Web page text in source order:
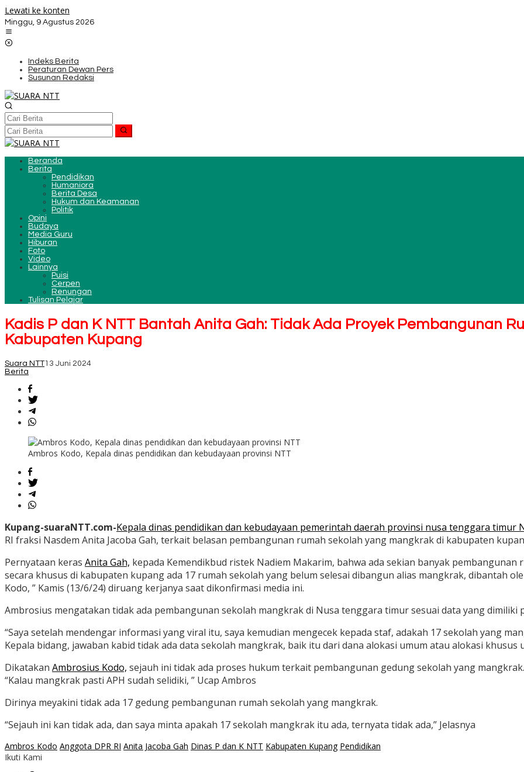
Lewati ke konten
Minggu, 9 Agustus 2026
Indeks Berita
Peraturan Dewan Pers
Susunan Redaksi
Beranda
Berita
Pendidikan
Humaniora
Berita Desa
Hukum dan Keamanan
Politik
Opini
Budaya
Media Guru
Hiburan
Foto
Video
Lainnya
Puisi
Cerpen
Renungan
Tulisan Pelajar
Kadis P dan K NTT Bantah Anita Gah: Tidak Ada Proyek Pembangunan
Kabupaten Kupang
Suara NTT13 Juni 2024
Berita
Ambros Kodo, Kepala dinas pendidikan dan kebudayaan provinsi NTT
Kupang-suaraNTT.com-Kepala dinas pendidikan dan kebudayaan pemerintah daerah provinsi nusa tenggara timur
RI fraksi Nasdem Anita Jacoba Gah, terkait belasan pembangunan rumah sekolah yang mangkrak di kabupaten
Pernyataan keras Anita Gah, kepada Kemendikbud ristek Nadiem Makarim, bahwa ada sekian banyak
secara khusus di kabupaten kupang ada 17 rumah sekolah yang belum selesai dibangun alias mangkrak, dibantah
Kodo, ” Kamis (13/6/24) diruang kerjanya saat dikonfirmasi media ini.
Ambrosius mengatakan tidak ada pembangunan sekolah mangkrak di Nusa tenggara timur sesuai data yang dimiliki
“Saya setelah mendengar informasi yang viral itu, saya kemudian mengecek kepada staf, adakah 17 sekolah yang
Kepala bidang, jawaban kabid tidak ada data sekolah mangkrak, baik itu dari dana alokasi umum atau alokasi
Dikatakan Ambrosius Kodo, sejauh ini tidak ada proses hukum terkait pembangunan gedung sekolah yang mangkrak.
“Kalau mangkrak pasti APH sudah selidiki, ” Ucap Ambros
Dirinya meyakini tidak ada 17 gedung pembangunan rumah sekolah yang mangkrak.
“Sejauh ini kan tidak ada, dan saya minta apakah 17 sekolah mangkrak itu ada, ternyata tidak ada,” Jelasnya
Ambros Kodo Anggota DPR RI Anita Jacoba Gah Dinas P dan K NTT Kabupaten Kupang Pendidikan
Ikuti Kami